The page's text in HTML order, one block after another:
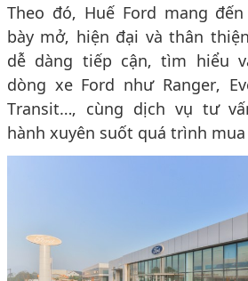
Theo đó, Huế Ford mang
bày mở, hiện đại và thân
dễ dàng tiếp cận, tìm hiểu
dòng xe Ford như Ranger,
Transit…, cùng dịch vụ tư
hành xuyên suốt quá trình mua